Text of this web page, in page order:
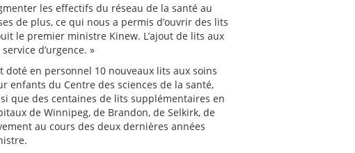
les effectifs du réseau de la santé au
de plus, ce qui nous a permis d’ouvrir des lits
le premier ministre Kinew. L’ajout de lits aux
d’urgence. »
en personnel 10 nouveaux lits aux soins
enfants du Centre des sciences de la santé,
que des centaines de lits supplémentaires en
de Winnipeg, de Brandon, de Selkirk, de
au cours des deux dernières années